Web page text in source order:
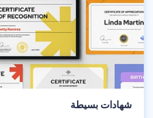
شهادات بسيطة